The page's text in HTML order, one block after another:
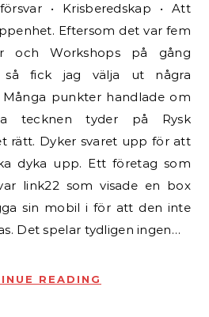
• Krisberedskap • Att
Eftersom det var fem
och Workshops på gång
så fick jag välja ut några
punkter handlade om
tecknen tyder på Rysk
rätt. Dyker svaret upp för att
dyka upp. Ett företag som
link22 som visade en box
sin mobil i för att den inte
Det spelar tydligen ingen…
READING